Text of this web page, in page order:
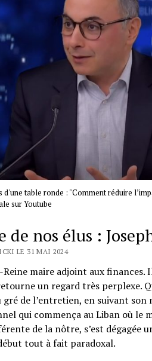
d'une table ronde : "Comment réduire
sur Youtube
de nos élus :
LE 31 MAI 2024
maire adjoint aux finances.
un regard très perplexe.
gré de l’entretien, en suivant son
qui commença au Liban où le
de la nôtre, s’est dégagée
tout à fait paradoxal.